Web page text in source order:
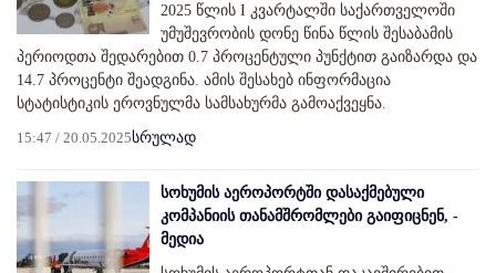
2025 წლის I კვარტალში საქართველოში
უმუშევრობის დონე წინა წლის შესაბამის
პერიოდთა შედარებით 0.7 პროცენტული პუნქტით გაიზარდა და
14.7 პროცენტი შეადგინა. ამის შესახებ ინფორმაცია
სტატისტიკის ეროვნულმა სამსახურმა გამოაქვეყნა.
15:47 / 20.05.2025სრულად
სოხუმის აეროპორტში დასაქმებული
კომპანიის თანამშრომლები გაიფიცნენ, -
მედია